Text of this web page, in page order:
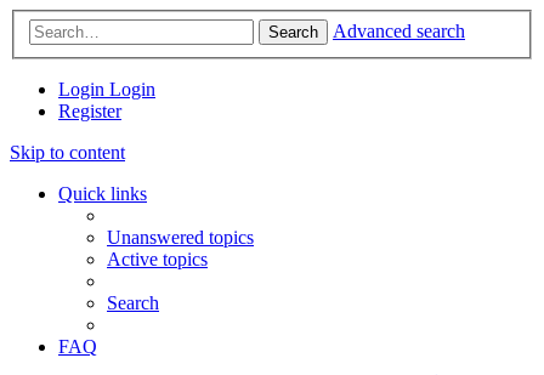
Search Advanced search
Login Login
Register
Skip to content
Quick links
Unanswered topics
Active topics
Search
FAQ